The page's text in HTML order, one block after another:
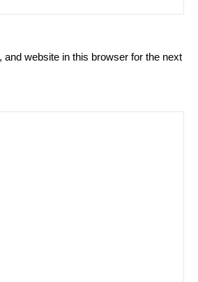
and website in this browser for the next